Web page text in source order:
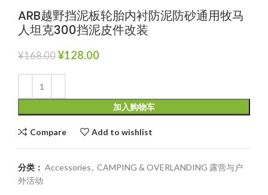
ARB越野挡泥板轮胎内衬防泥防砂通用牧马
人坦克300挡泥皮件改装
¥168.00 ¥128.00
加入购物车
Compare Add to wishlist
分类： Accessories, CAMPING & OVERLANDING 露营与户
外活动